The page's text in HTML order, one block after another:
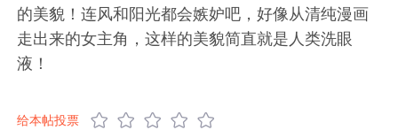
的美貌！连风和阳光都会嫉妒吧，好像从清纯漫画
走出来的女主角，这样的美貌简直就是人类洗眼
液！
给本帖投票